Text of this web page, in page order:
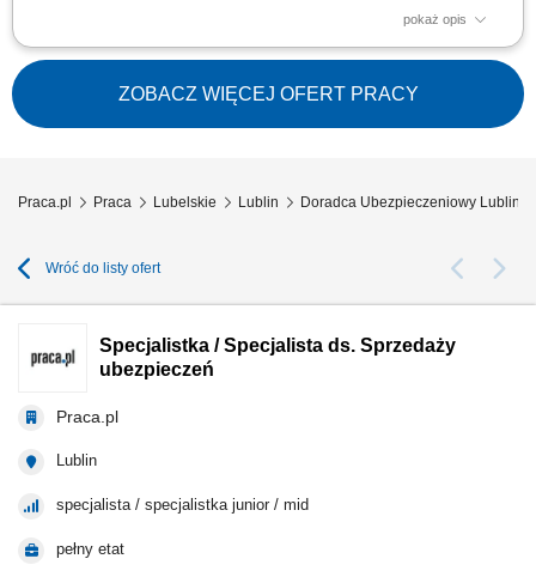
pokaż opis
Budowanie i pozyskiwanie własnego portfela klientów oraz relacji
biznesowych; Analiza potrzeb klientów oraz dobór rozwiązań
ubezpieczeniowych; Prowadzenie spotkań handlowych w formie online i
stacjonarnej; Realizacja indywidualnych celów sprzedażowych przy
zachowaniu wysokiej jakości...
ZOBACZ WIĘCEJ OFERT PRACY
Praca.pl Praca Lubelskie Lublin Doradca Ubezpieczeniowy Lublin
Wróć do listy ofert
Specjalistka / Specjalista ds. Sprzedaży
ubezpieczeń
Praca.pl
Lublin
specjalista / specjalistka junior / mid
pełny etat